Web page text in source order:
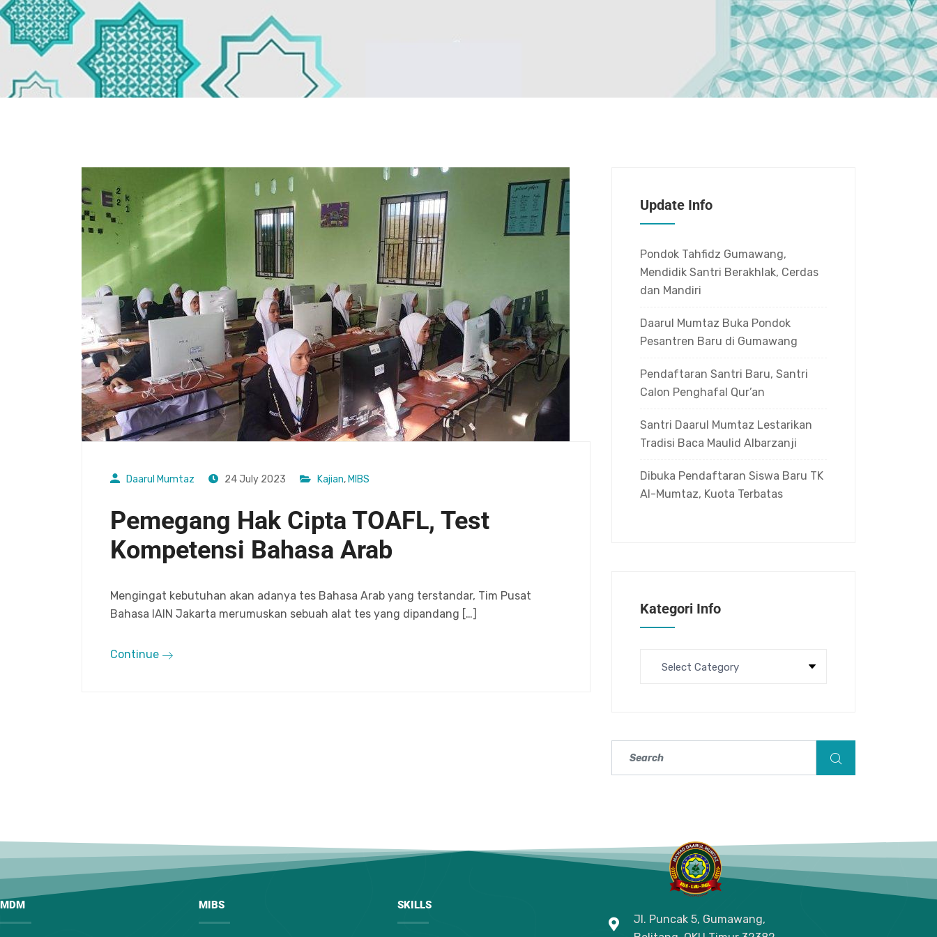
Daarul Mumtaz 24 July 2023 Kajian, MIBS
Pemegang Hak Cipta TOAFL, Test
Kompetensi Bahasa Arab
Mengingat kebutuhan akan adanya tes Bahasa Arab yang terstandar, Tim Pusat
Bahasa IAIN Jakarta merumuskan sebuah alat tes yang dipandang […]
Continue
Update Info
Pondok Tahfidz Gumawang,
Mendidik Santri Berakhlak, Cerdas
dan Mandiri
Daarul Mumtaz Buka Pondok
Pesantren Baru di Gumawang
Pendaftaran Santri Baru, Santri
Calon Penghafal Qur’an
Santri Daarul Mumtaz Lestarikan
Tradisi Baca Maulid Albarzanji
Dibuka Pendaftaran Siswa Baru TK
Al-Mumtaz, Kuota Terbatas
Kategori Info
MDM MIBS SKILLS
Jl. Puncak 5, Gumawang,